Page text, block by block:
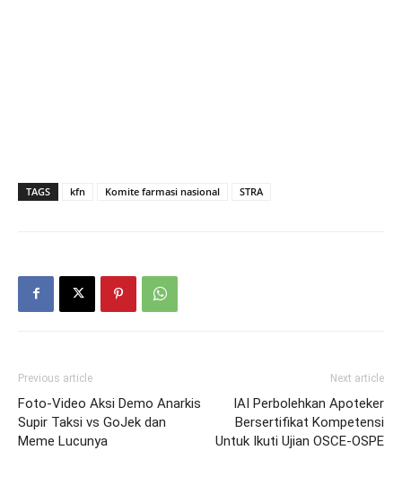
TAGS kfn Komite farmasi nasional STRA
Previous article
Foto-Video Aksi Demo Anarkis
Supir Taksi vs GoJek dan
Meme Lucunya
Next article
IAI Perbolehkan Apoteker
Bersertifikat Kompetensi
Untuk Ikuti Ujian OSCE-OSPE